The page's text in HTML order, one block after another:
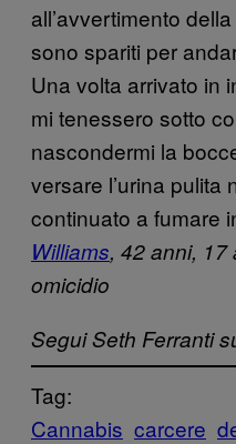
all’avvertimento
sono spariti per
Una volta arrivato in
mi tenessero sotto
nascondermi la
versare l’urina pulita
continuato a fumare
Williams, 42 anni, 17
omicidio
Segui Seth Ferranti
Tag:
Cannabis carcere